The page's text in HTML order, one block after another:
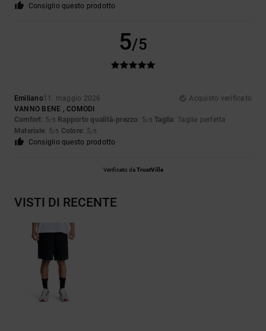
Consiglio questo prodotto
5/5
Emiliano11. maggio 2026
Acquisto verificato
VANNO BENE , COMODI
Comfort: 5/5 Rapporto qualità-prezzo : 5/5 Taglia: Taglia perfetta
Materiale: 5/5 Colore: 5/5
Consiglio questo prodotto
Verificato daTrustVille
VISTI DI RECENTE